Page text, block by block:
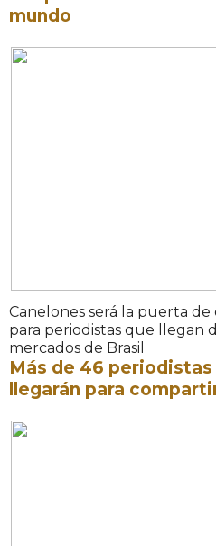
mundo
Canelones será la puerta
para periodistas que llegan
mercados de Brasil
Más de 46
llegarán para